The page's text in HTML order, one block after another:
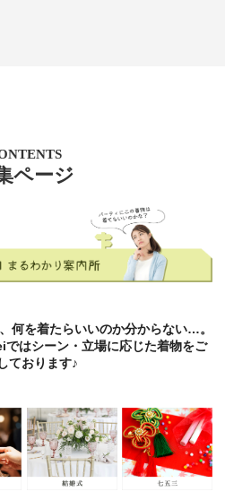
ページ
何を着たらいいのか分からない…。
はシーン・立場に応じた着物をご
ております♪